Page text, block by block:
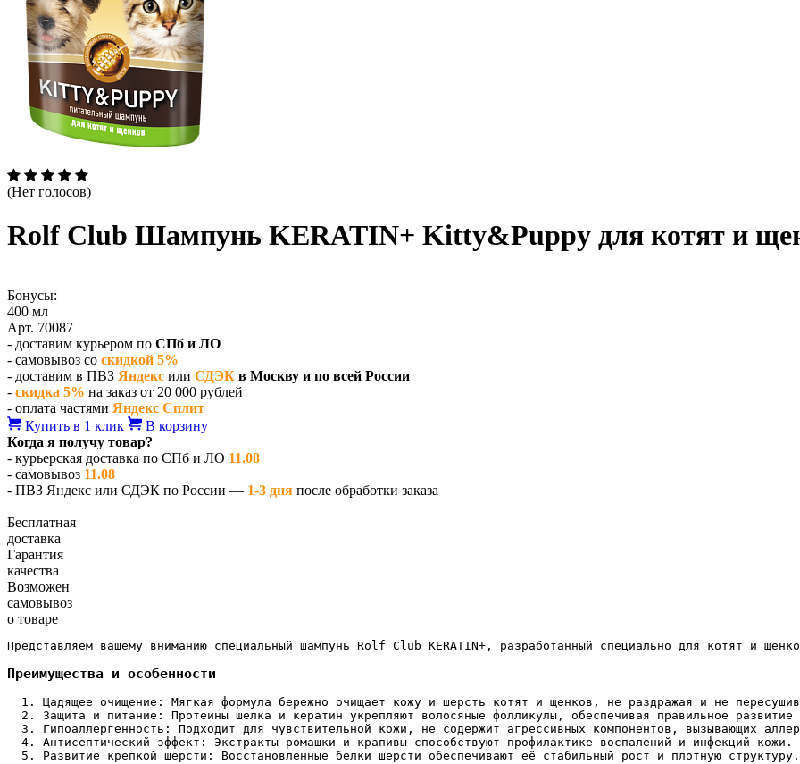
(Нет голосов)
Rolf Club Шампунь KERATIN+ Kitty&Puppy для котят и
Бонусы:
400 мл
Арт. 70087
- доставим курьером по СПб и ЛО
- самовывоз со скидкой 5%
- доставим в ПВЗ Яндекс или СДЭК в Москву и по всей России
- скидка 5% на заказ от 20 000 рублей
- оплата частями Яндекс Сплит
Купить в 1 клик
В корзину
Когда я получу товар?
- курьерская доставка по СПб и ЛО 11.08
- самовывоз 11.08
- ПВЗ Яндекс или СДЭК по России — 1-3 дня после обработки заказа
Бесплатная
доставка
Гарантия
качества
Возможен
самовывоз
о товаре
Представляем вашему вниманию специальный шампунь Rolf Club KERATIN+, разработанный специально для котят и
Преимущества и особенности
Щадящее очищение: Мягкая формула бережно очищает кожу и шерсть котят и щенков, не раздражая и не
Защита и питание: Протеины шелка и кератин укрепляют волосяные фолликулы, обеспечивая правильное развитие
Гипоаллергенность: Подходит для чувствительной кожи, не содержит агрессивных компонентов, вызывающих
Антисептический эффект: Экстракты ромашки и крапивы способствуют профилактике воспалений и инфекций кожи.
Развитие крепкой шерсти: Восстановленные белки шерсти обеспечивают её стабильный рост и плотную структуру.